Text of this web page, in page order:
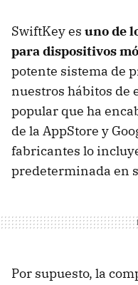
SwiftKey es uno de
para dispositivos
potente sistema de
nuestros hábitos de
popular que ha
de la AppStore y
fabricantes lo
predeterminada en
Por supuesto, la